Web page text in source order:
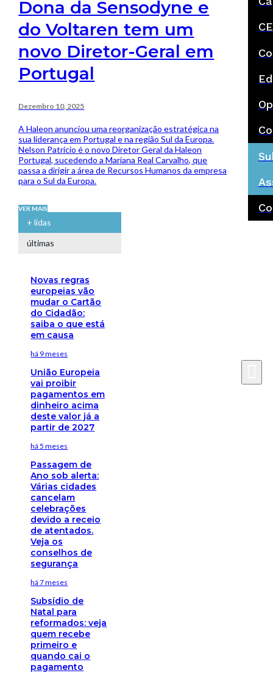
Dona da Sensodyne e
do Voltaren tem um
novo Diretor-Geral em
Portugal
Dezembro 10, 2025
A Haleon anunciou uma reorganização estratégica na
sua liderança em Portugal e na região Sul da Europa.
Nelson Patrício é o novo Diretor Geral da Haleon
Portugal, sucedendo a Mariana Real Carvalho, que
passa a dirigir a área de Recursos Humanos da empresa
para o Sul da Europa.
VER MAIS
+ lidas
últimas
Novas regras
europeias vão
mudar o Cartão
do Cidadão:
saiba o que está
em causa
há 9 meses
União Europeia
vai proibir
pagamentos em
dinheiro acima
deste valor já a
partir de 2027
há 5 meses
Passagem de
Ano sob alerta:
Várias cidades
cancelam
celebrações
devido a receio
de atentados.
Veja os
conselhos de
segurança
há 7 meses
Subsídio de
Natal para
reformados: veja
quem recebe
primeiro e
quando cai o
pagamento